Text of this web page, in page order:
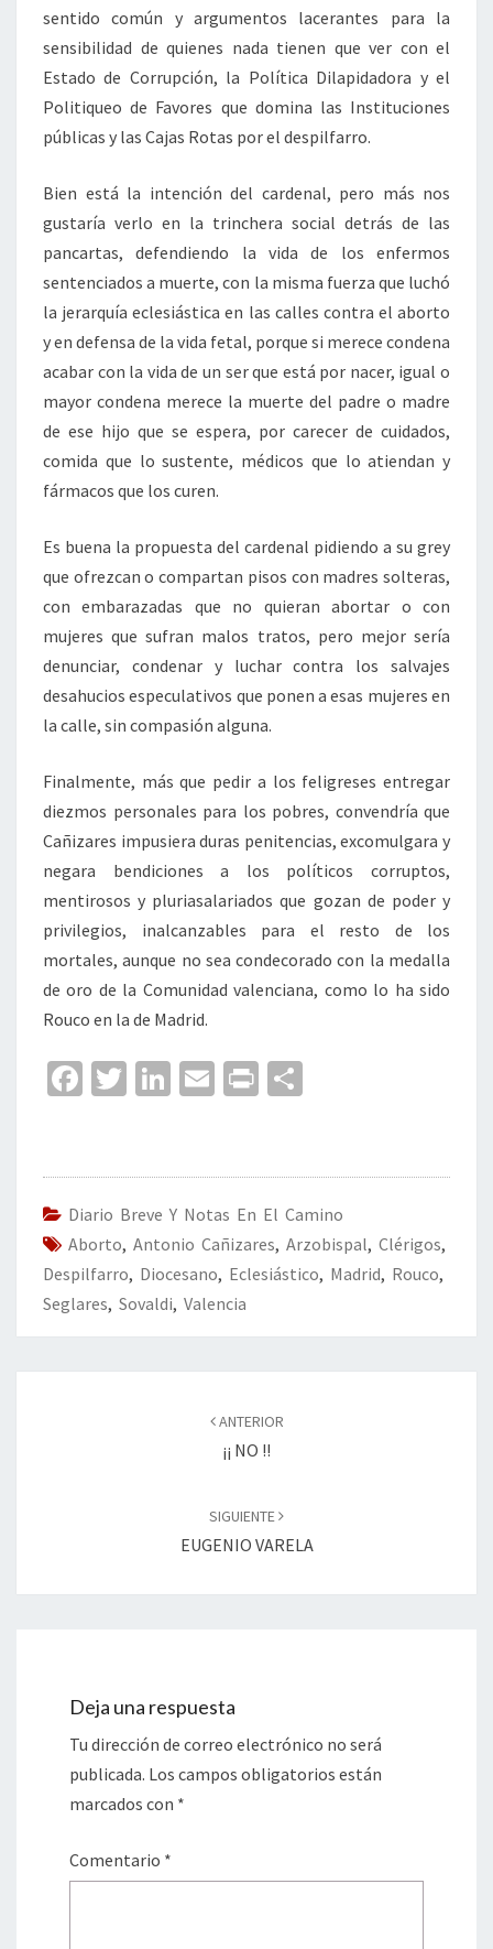
sentido común y argumentos lacerantes para la
sensibilidad de quienes nada tienen que ver con el
Estado de Corrupción, la Política Dilapidadora y el
Politiqueo de Favores que domina las Instituciones
públicas y las Cajas Rotas por el despilfarro.
Bien está la intención del cardenal, pero más nos
gustaría verlo en la trinchera social detrás de las
pancartas, defendiendo la vida de los enfermos
sentenciados a muerte, con la misma fuerza que luchó
la jerarquía eclesiástica en las calles contra el aborto
y en defensa de la vida fetal, porque si merece condena
acabar con la vida de un ser que está por nacer, igual o
mayor condena merece la muerte del padre o madre
de ese hijo que se espera, por carecer de cuidados,
comida que lo sustente, médicos que lo atiendan y
fármacos que los curen.
Es buena la propuesta del cardenal pidiendo a su grey
que ofrezcan o compartan pisos con madres solteras,
con embarazadas que no quieran abortar o con
mujeres que sufran malos tratos, pero mejor sería
denunciar, condenar y luchar contra los salvajes
desahucios especulativos que ponen a esas mujeres en
la calle, sin compasión alguna.
Finalmente, más que pedir a los feligreses entregar
diezmos personales para los pobres, convendría que
Cañizares impusiera duras penitencias, excomulgara y
negara bendiciones a los políticos corruptos,
mentirosos y pluriasalariados que gozan de poder y
privilegios, inalcanzables para el resto de los
mortales, aunque no sea condecorado con la medalla
de oro de la Comunidad valenciana, como lo ha sido
Rouco en la de Madrid.
Fa
o
o
k
T
er
Li
dI
n
E
l
Pr
p
ar
tir
Diario Breve Y Notas En El Camino
Aborto, Antonio Cañizares, Arzobispal, Clérigos,
Despilfarro, Diocesano, Eclesiástico, Madrid, Rouco,
Seglares, Sovaldi, Valencia
ANTERIOR
¡¡ NO !!
SIGUIENTE
EUGENIO VARELA
Deja una respuesta
Tu dirección de correo electrónico no será
publicada. Los campos obligatorios están
marcados con *
Comentario *